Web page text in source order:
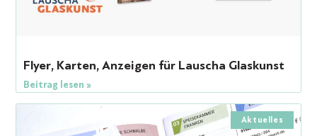
Flyer, Karten, Anzeigen für Lauscha Glaskunst
Beitrag lesen »
Aktuelles